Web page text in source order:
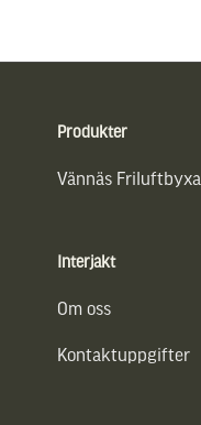
Produkter
Vännäs Friluftbyxa
Interjakt
Om oss
Kontaktuppgifter